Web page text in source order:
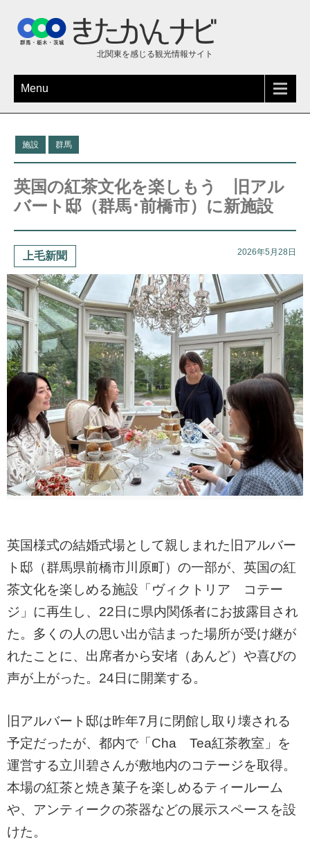
北関東を感じる観光情報サイト
Menu
施設 群馬
英国の紅茶文化を楽しもう 旧アル
バート邸（群馬･前橋市）に新施設
上毛新聞 2026年5月28日
英国様式の結婚式場として親しまれた旧アルバー
ト邸（群馬県前橋市川原町）の一部が、英国の紅
茶文化を楽しめる施設「ヴィクトリア コテー
ジ」に再生し、22日に県内関係者にお披露目され
た。多くの人の思い出が詰まった場所が受け継が
れたことに、出席者から安堵（あんど）や喜びの
声が上がった。24日に開業する。
旧アルバート邸は昨年7月に閉館し取り壊される
予定だったが、都内で「Cha Tea紅茶教室」を
運営する立川碧さんが敷地内のコテージを取得。
本場の紅茶と焼き菓子を楽しめるティールーム
や、アンティークの茶器などの展示スペースを設
けた。